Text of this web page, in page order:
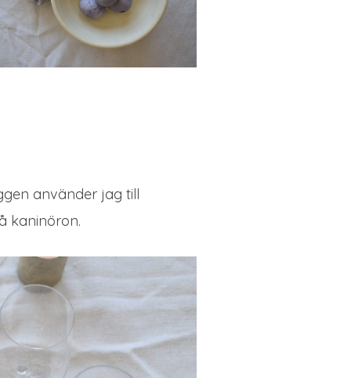
använder jag till
kaninöron.